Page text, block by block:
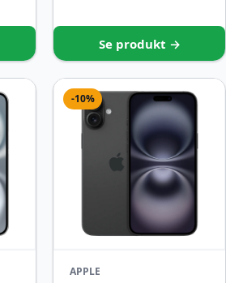
Se produkt →
-10%
APPLE